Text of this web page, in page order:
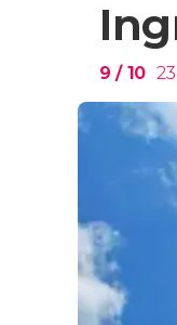
9/ 10 23